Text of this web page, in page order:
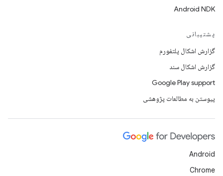
Android NDK
پشتیبانی
گزارش اشکال پلتفورم
گزارش اشکال سند
Google Play support
پیوستن به مطالعات پژوهشی
Android
Chrome